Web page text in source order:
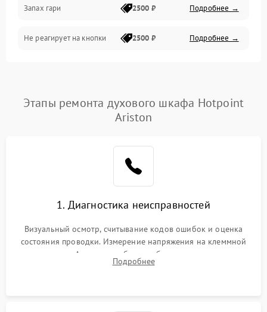
Запах гари 2500 ₽ Подробнее →
Не реагирует на кнопки 2500 ₽ Подробнее →
Этапы ремонта духового шкафа Hotpoint
Ariston
1. Диагностика неисправностей
Визуальный осмотр, считывание кодов ошибок и оценка
состояния проводки. Измерение напряжения на клеммной
колодке. Анализ жалоб на проблемы с нагревом,
конвекцией, панелью управления или блокировкой дверцы.
Подробнее